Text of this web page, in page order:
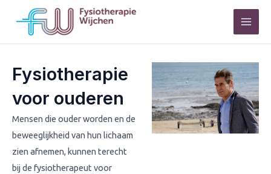
Main
Fysiotherapie
voor ouderen
Mensen die ouder worden en de
beweeglijkheid van hun lichaam
zien afnemen, kunnen terecht
bij de fysiotherapeut voor